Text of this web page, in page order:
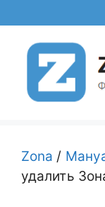
к
содержимому
Zona /
удалить